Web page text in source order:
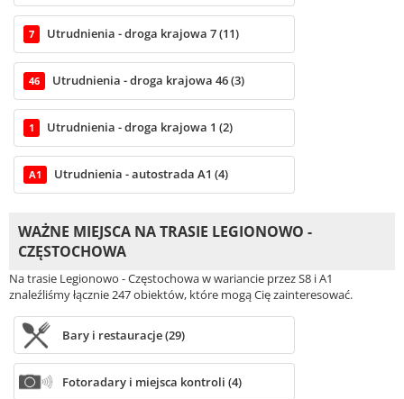
7 Utrudnienia - droga krajowa 7 (11)
46 Utrudnienia - droga krajowa 46 (3)
1 Utrudnienia - droga krajowa 1 (2)
A1 Utrudnienia - autostrada A1 (4)
WAŻNE MIEJSCA NA TRASIE LEGIONOWO -
CZĘSTOCHOWA
Na trasie Legionowo - Częstochowa w wariancie przez S8 i A1
znaleźliśmy łącznie 247 obiektów, które mogą Cię zainteresować.
Bary i restauracje (29)
Fotoradary i miejsca kontroli (4)